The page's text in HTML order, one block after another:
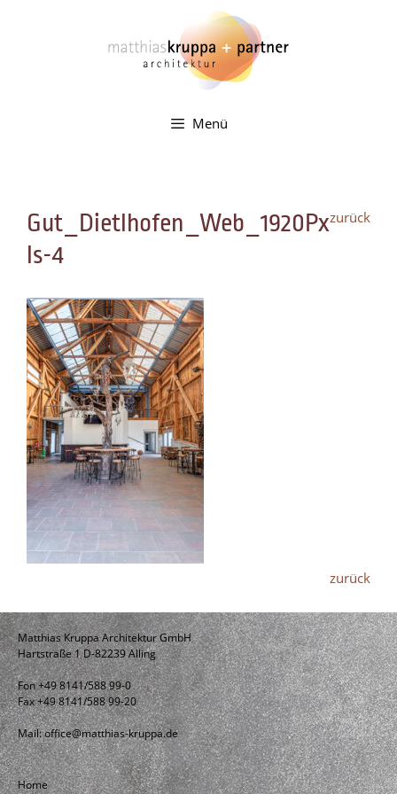
Menü
zurück
Gut_Dietlhofen_Web_1920Px
ls-4
zurück
Matthias Kruppa Architektur GmbH
Hartstraße 1 D-82239 Alling
Fon +49 8141/588 99-0
Fax +49 8141/588 99-20
Mail:office@matthias-kruppa.de
Home